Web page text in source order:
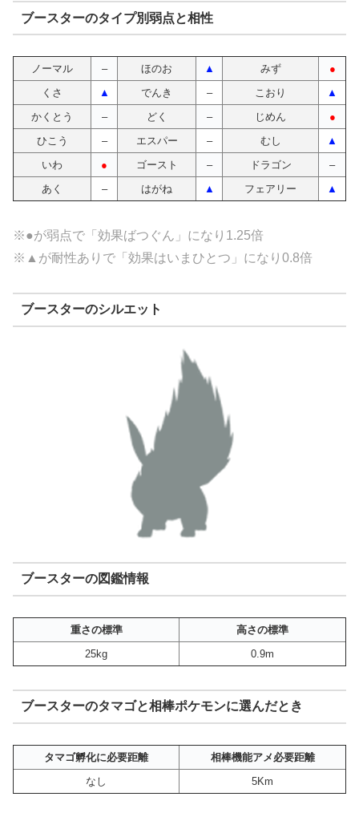
ブースターのタイプ別弱点と相性
ノーマル – ほのお ▲ みず
●
くさ
▲ でんき – こおり
▲
かくとう
– どく – じめん
●
ひこう
– エスパー – むし
▲
いわ
● ゴースト – ドラゴン
–
あく
– はがね ▲ フェアリー ▲
※●が弱点で「効果ばつぐん」になり1.25倍
※▲が耐性ありで「効果はいまひとつ」になり0.8倍
ブースターのシルエット
ブースターの図鑑情報
重さの標準
高さの標準
25kg
0.9m
ブースターのタマゴと相棒ポケモンに選んだとき
タマゴ孵化に必要距離
相棒機能アメ必要距離
なし
5Km